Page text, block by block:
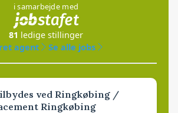
i samarbejde med
81 ledige stillinger
agent
Se alle jobs
ved Ringkøbing /
Ringkøbing